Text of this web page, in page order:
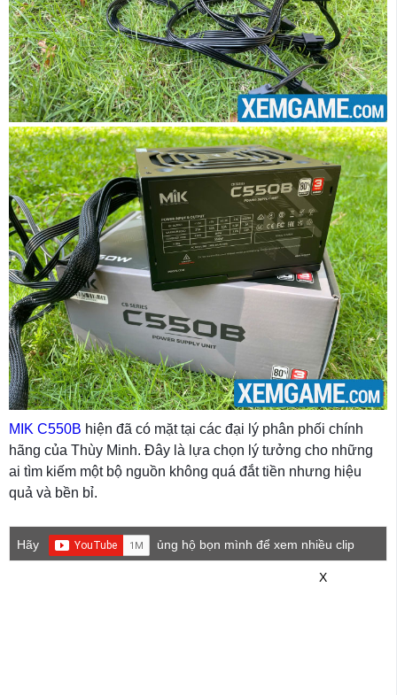
MIK C550B hiện đã có mặt tại các đại lý phân phối chính
hãng của Thùy Minh. Đây là lựa chọn lý tưởng cho những
ai tìm kiếm một bộ nguồn không quá đắt tiền nhưng hiệu
quả và bền bỉ.
Hãy
ủng hộ bọn mình để xem nhiều clip
X